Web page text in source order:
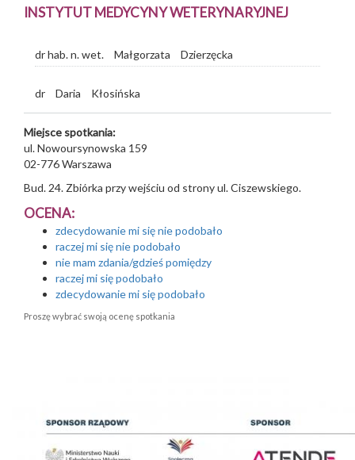
INSTYTUT MEDYCYNY WETERYNARYJNEJ
dr hab. n. wet. Małgorzata Dzierzęcka
dr Daria Kłosińska
Miejsce spotkania:
ul. Nowoursynowska 159
02-776Warszawa
Bud. 24. Zbiórka przy wejściu od strony ul. Ciszewskiego.
OCENA:
zdecydowanie mi się nie podobało
raczej mi się nie podobało
nie mam zdania/gdzieś pomiędzy
raczej mi się podobało
zdecydowanie mi się podobało
Proszę wybrać swoją ocenę spotkania